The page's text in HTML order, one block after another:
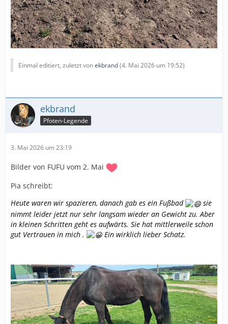
Einmal editiert, zuletzt vonekbrand(4. Mai 2026 um 19:52)
ekbrand
Pfoten-Legende
3. Mai 2026 um 23:19
Bilder von FUFU vom 2. Mai
Pia schreibt:
Heute waren wir spazieren, danach gab es ein Fußbad
sie
nimmt leider jetzt nur sehr langsam wieder an Gewicht zu. Aber
in kleinen Schritten geht es aufwärts. Sie hat mittlerweile schon
gut Vertrauen in mich .
Ein wirklich lieber Schatz.